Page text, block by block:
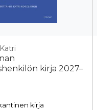
kirja 2027–
kirja